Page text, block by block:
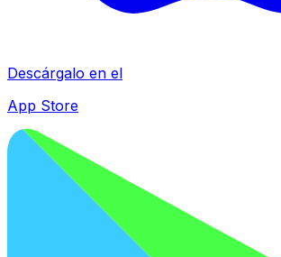
Descárgalo en el
App Store